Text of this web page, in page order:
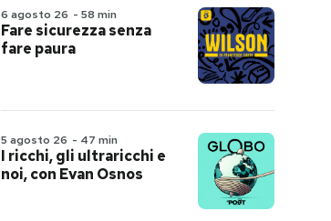
6 agosto 26 - 58 min
Fare sicurezza senza
fare paura
5 agosto 26 - 47 min
I ricchi, gli ultraricchi e
noi, con Evan Osnos